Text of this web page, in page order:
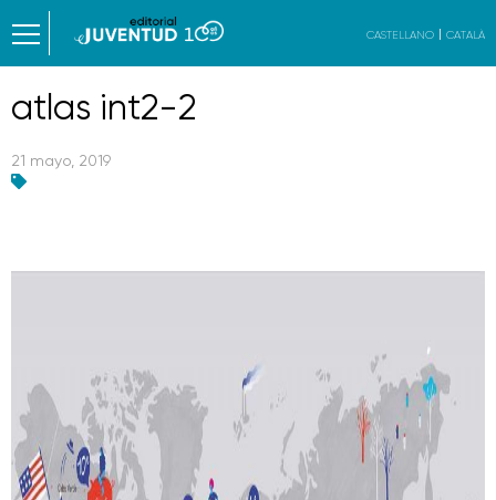
CASTELLANO CATALÀ
atlas int2-2
21 mayo, 2019